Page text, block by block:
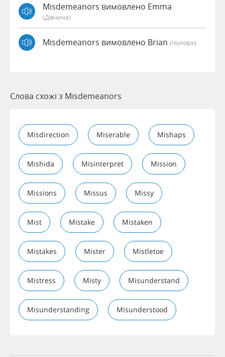
Misdemeanors вимовлено Emma
(дівчина)
Misdemeanors вимовлено Brian (чоловік)
Слова схожі з Misdemeanors
Misdirection Miserable Mishaps
Mishida Misinterpret Mission
Missions Missus Missy
Mist Mistake Mistaken
Mistakes Mister Mistletoe
Mistress Misty Misunderstand
Misunderstanding Misunderstood